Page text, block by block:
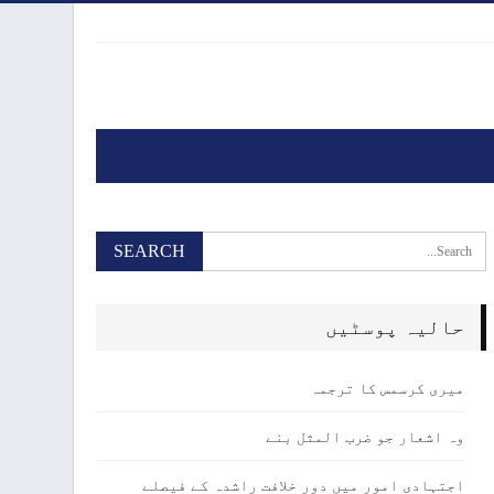
حالیہ پوسٹیں
میری کرسمس کا ترجمہ
وہ اشعار جو ضرب المثل بنے
اجتہادی امور میں دور خلافت راشدہ کے فیصلے